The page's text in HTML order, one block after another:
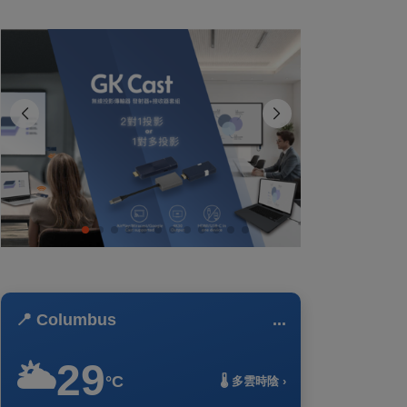
📍 Columbus ...
🌥️29°C 🌡️ 多雲時陰 ›